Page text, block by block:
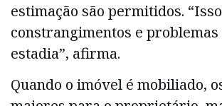
estimação são permitidos.
constrangimentos e
estadia”, afirma.
Quando o imóvel é mobiliado,